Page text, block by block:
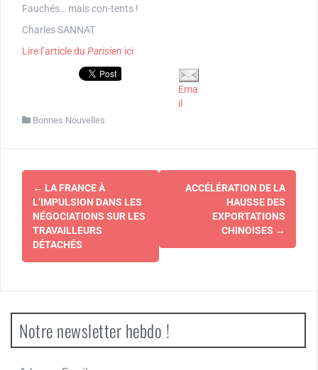
Fauchés… mais con-tents !
Charles SANNAT
Lire l’article du Parisien ici
Ema
il
Bonnes Nouvelles
Navigation
d'article
← LA FRANCE À
L’IMPULSION DANS LES
NÉGOCIATIONS SUR LES
TRAVAILLEURS
DÉTACHÉS
ACCÉLÉRATION DE LA
HAUSSE DES
EXPORTATIONS
CHINOISES →
Notre newsletter hebdo !